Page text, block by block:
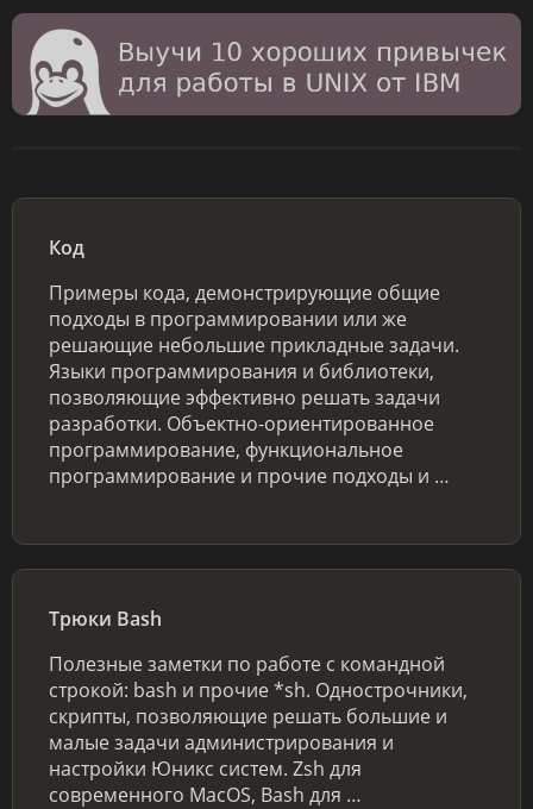
Код
Примеры кода, демонстрирующие общие
подходы в программировании или же
решающие небольшие прикладные задачи.
Языки программирования и библиотеки,
позволяющие эффективно решать задачи
разработки. Объектно-ориентированное
программирование, функциональное
программирование и прочие подходы и …
Трюки Bash
Полезные заметки по работе с командной
строкой: bash и прочие *sh. Однострочники,
скрипты, позволяющие решать большие и
малые задачи администрирования и
настройки Юникс систем. Zsh для
современного MacOS, Bash для …